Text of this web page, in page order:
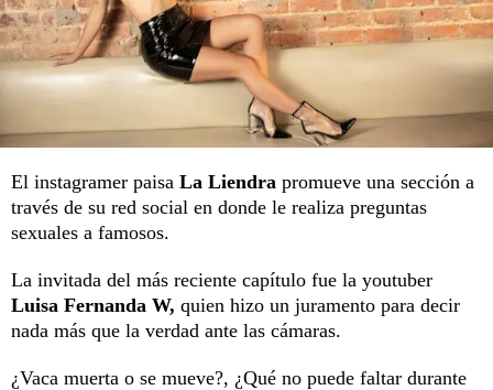
El instagramer paisa La Liendra promueve una sección a
través de su red social en donde le realiza preguntas
sexuales a famosos.
La invitada del más reciente capítulo fue la youtuber
Luisa Fernanda W, quien hizo un juramento para decir
nada más que la verdad ante las cámaras.
¿Vaca muerta o se mueve?, ¿Qué no puede faltar durante